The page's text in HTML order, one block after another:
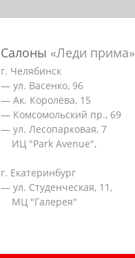
Салоны «Леди прима»
г. Челябинск
— ул. Васенко, 96
— Ак. Королёва, 15
— Комсомольский пр., 69
— ул. Лесопарковая, 7
ИЦ "Park Avenue",
г. Екатеринбург
— ул. Студенческая, 11,
МЦ "Галерея"